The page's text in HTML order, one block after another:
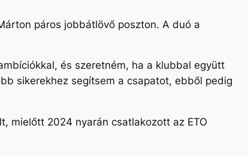
páros jobbátlövő poszton. A duó a
és szeretném, ha a klubbal együtt
sikerekhez segítsem a csapatot, ebből pedig
mielőtt 2024 nyarán csatlakozott az ETO